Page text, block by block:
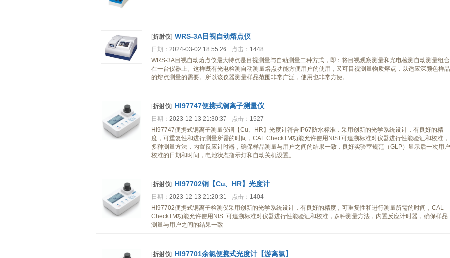
[折射仪] WRS-3A目视自动熔点仪
日期： 2024-03-02 18:55:26 点击： 1448
WRS-3A目视自动熔点仪最大特点是目视测量与自动测量二种方式，即：将目视观察测量和光电检测自动测量组合
在一台仪器上。这样既有光电检测自动测量熔点功能方便用户的使用，又可目视测量物质熔点，以适应深颜色样品
的熔点测量的需要。所以该仪器测量样品范围非常广泛，使用也非常方便。
[折射仪] HI97747便携式铜离子测量仪
日期： 2023-12-13 21:30:37 点击： 1527
HI97747便携式铜离子测量仪铜【Cu、HR】光度计符合IP67防水标准，采用创新的光学系统设计，有良好的精
度，可重复性和进行测量所需的时间，CAL CheckTM功能允许使用NIST可追溯标准对仪器进行性能验证和校准，
多种测量方法，内置反应计时器，确保样品测量与用户之间的结果一致，良好实验室规范（GLP）显示后一次用户
校准的日期和时间，电池状态指示灯和自动关机设置。
[折射仪] HI97702铜【Cu、HR】光度计
日期： 2023-12-13 21:20:31 点击： 1404
HI97702便携式铜离子检测仪采用创新的光学系统设计，有良好的精度，可重复性和进行测量所需的时间，CAL
CheckTM功能允许使用NIST可追溯标准对仪器进行性能验证和校准，多种测量方法，内置反应计时器，确保样品
测量与用户之间的结果一致
[折射仪] HI97701余氯便携式光度计【游离氯】